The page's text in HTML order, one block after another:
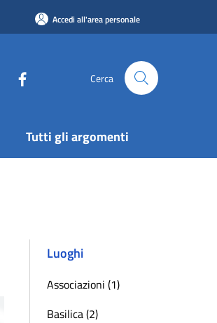
Accedi all'area personale
Cerca
Tutti gli argomenti
Luoghi
Associazioni (1)
Basilica (2)